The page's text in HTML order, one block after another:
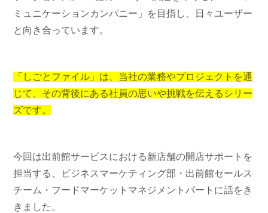
ミュニケーションカンパニー」を目指し、日々ユーザー
と向き合っています。
「しごとファイル」は、当社の業務やプロジェクトを通
じて、その背後にある社員の思いや挑戦を伝えるシリー
ズです。
今回は出前館サービスにおける新店舗の開店サポートを
担当する、ビジネスマーケティング部・出前館セールス
チーム・フードマーケットマネジメントパートに話をき
きました。